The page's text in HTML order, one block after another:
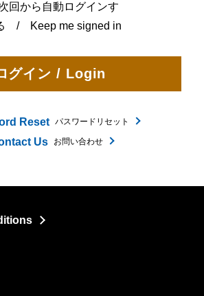
回から自動ログインす
/ Keep me signed in
Reset パスワードリセット
Us お問い合わせ